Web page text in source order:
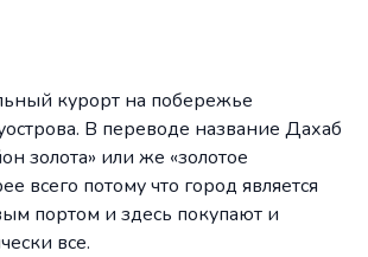
курорт на побережье
В переводе название Дахаб
золота» или же «золотое
всего потому что город является
портом и здесь покупают и
все.